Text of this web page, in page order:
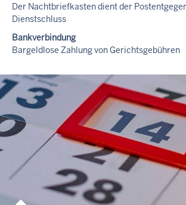
Der Nachtbriefkasten dient der
Dienstschluss
Bankverbindung
Bargeldlose Zahlung von Gerichtsgebühren